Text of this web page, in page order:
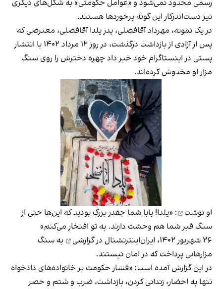
رسمی محدود نمی‌شود و «عوامل حکومتی» به شکل‌های دیگری
نیز دست‌اندرکار این گونه برخوردها هستند.
در یک نمونه، مهرداد آقافضلی، پدر یلدا آقافضلی، معترضی که
پس از آزادی از بازداشت درگذشت، در روز ۱۲ مرداد ۱۴۰۲ با انتشار
پستی در اینستاگرام خود خبر داد چهره دخترش را روی سنگ
مزار او مخدوش کرده‌اند.
او نوشت
: «یلدا! بابا شما چقدر بزرگ بودید که این‌ها حتی از
سنگ قبر شما هم وحشت دارند. به تو افتخار می‌کنم»
۲۶ شهریور ۱۴۰۲، ایران‌اینترنشنال
در گزارشی
به سنگ
مزارهایی پرداخت که در امان نیستند.
در این گزارش آمده است: «فشار حکومت بر خانواده‌های دادخواه
تنها به احضار، زندانی کردن، بازداشت، ضرب و شتم و حصر